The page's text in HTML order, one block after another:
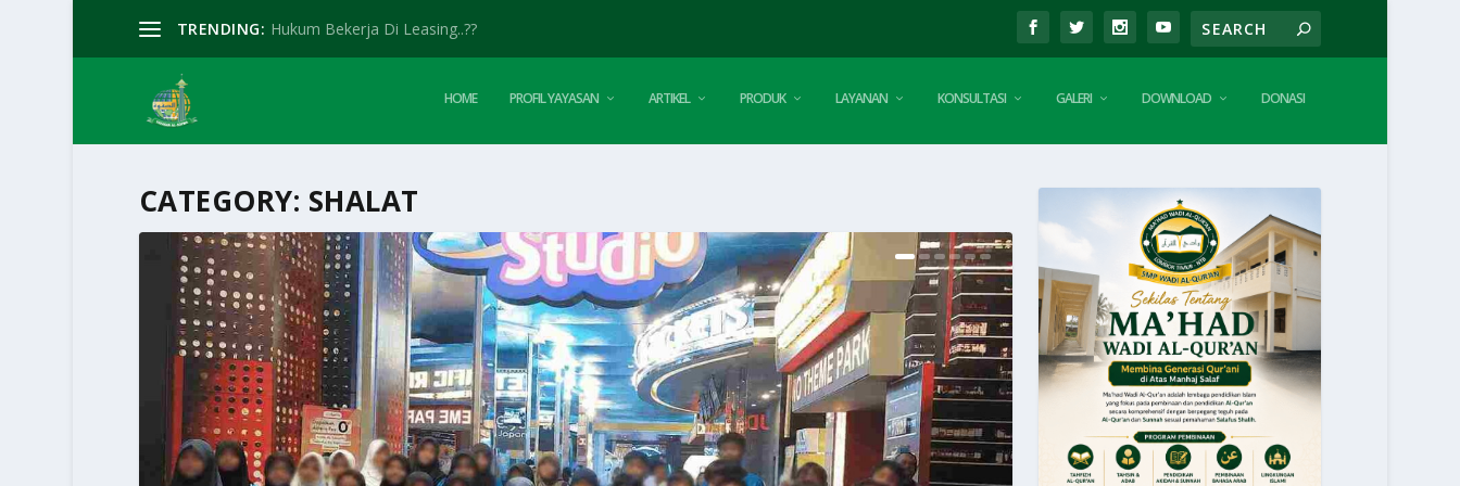
TRENDING: Hukum Bekerja Di Leasing..??
HOME PROFIL YAYASAN ARTIKEL PRODUK LAYANAN KONSULTASI GALERI DOWNLOAD DONASI
CATEGORY: SHALAT